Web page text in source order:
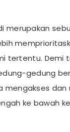
merupakan
tertentu.
gedung
mengakses
ke bawah